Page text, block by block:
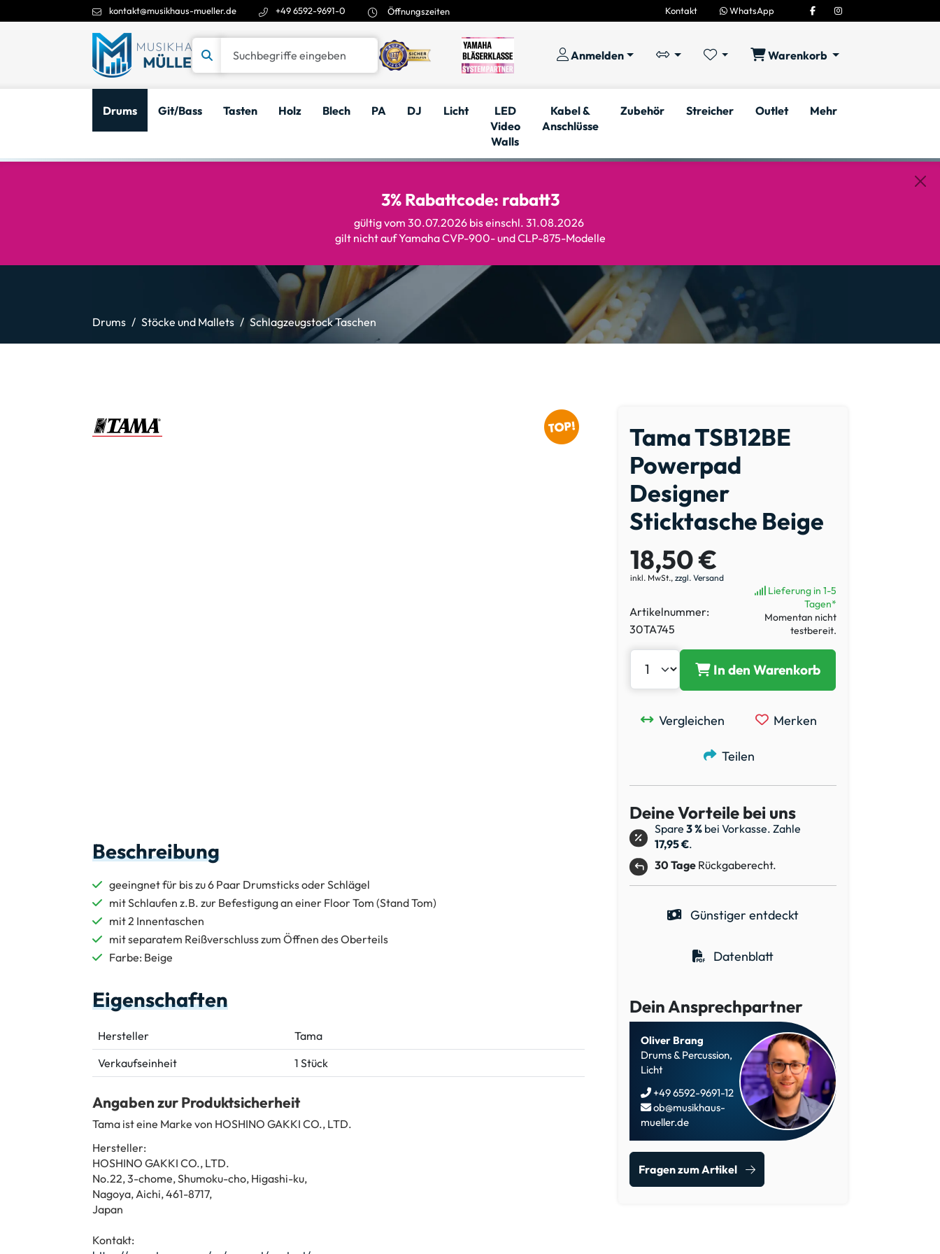
kontakt@musikhaus-mueller.de +49 6592-9691-0 Öffnungszeiten Kontakt WhatsApp
Anmelden Warenkorb
Drums Git/Bass Tasten Holz Blech PA DJ Licht
LED
Video
Walls
Kabel &
Anschlüsse
Zubehör Streicher Outlet Mehr
3% Rabattcode: rabatt3
gültig vom 30.07.2026 bis einschl. 31.08.2026
gilt nicht auf Yamaha CVP-900- und CLP-875-Modelle
Drums Stöcke und Mallets Schlagzeugstock Taschen
Beschreibung
geeingnet für bis zu 6 Paar Drumsticks oder Schlägel
mit Schlaufen z.B. zur Befestigung an einer Floor Tom (Stand Tom)
mit 2 Innentaschen
mit separatem Reißverschluss zum Öffnen des Oberteils
Farbe: Beige
Eigenschaften
Hersteller
Tama
Verkaufseinheit
1 Stück
Angaben zur Produktsicherheit
Tama ist eine Marke von HOSHINO GAKKI CO., LTD.
Hersteller:
HOSHINO GAKKI CO., LTD.
No.22, 3-chome, Shumoku-cho, Higashi-ku,
Nagoya, Aichi, 461-8717,
Japan
Kontakt:
Tama TSB12BE
Powerpad
Designer
Sticktasche Beige
18,50 €
inkl. MwSt., zzgl. Versand
Artikelnummer:
30TA745
Lieferung in 1-5
Tagen*
Momentan nicht
testbereit.
In den Warenkorb
Vergleichen Merken
Teilen
Deine Vorteile bei uns
Spare 3 % bei Vorkasse. Zahle
17,95 €.
30 Tage Rückgaberecht.
Günstiger entdeckt
Datenblatt
Dein Ansprechpartner
Oliver Brang
Drums & Percussion,
Licht
+49 6592-9691-12
ob@musikhaus-
mueller.de
Fragen zum Artikel